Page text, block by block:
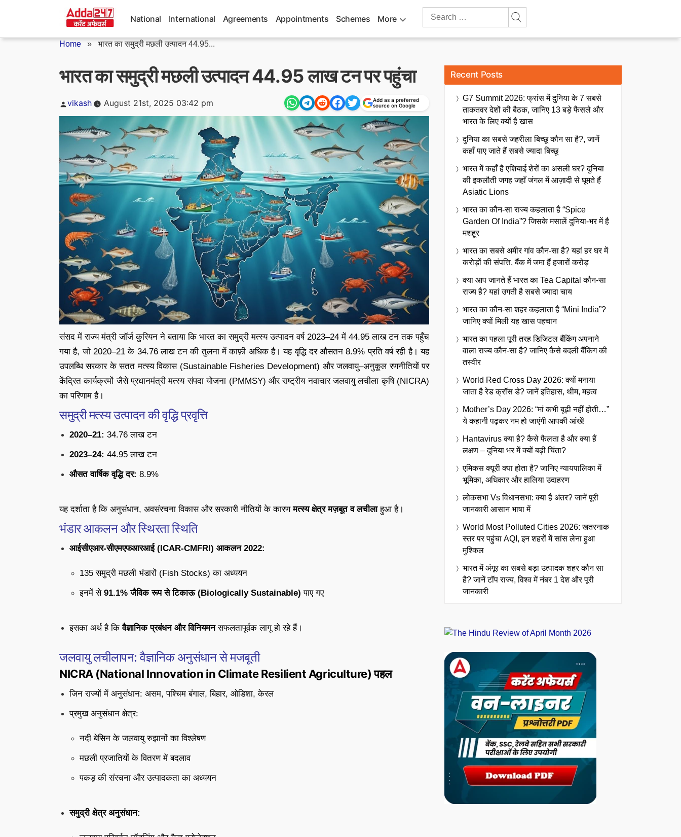
National International Agreements Appointments Schemes More
Search
Home » भारत का समुद्री मछली उत्पादन 44.95...
भारत का समुद्री मछली उत्पादन 44.95 लाख टन पर पहुंचा
Posted
vikash August 21st, 2025 03:42 pm
Add as a preferred
source on Google
संसद में राज्य मंत्री जॉर्ज कुरियन ने बताया कि भारत का समुद्री मत्स्य उत्पादन वर्ष 2023–24 में 44.95 लाख टन तक पहुँच
गया है, जो 2020–21 के 34.76 लाख टन की तुलना में काफ़ी अधिक है। यह वृद्धि दर औसतन 8.9% प्रति वर्ष रही है। यह
उपलब्धि सरकार के सतत मत्स्य विकास (Sustainable Fisheries Development) और जलवायु–अनुकूल रणनीतियों पर
केंद्रित कार्यक्रमों जैसे प्रधानमंत्री मत्स्य संपदा योजना (PMMSY) और राष्ट्रीय नवाचार जलवायु लचीला कृषि (NICRA)
का परिणाम है।
समुद्री मत्स्य उत्पादन की वृद्धि प्रवृत्ति
2020–21: 34.76 लाख टन
2023–24: 44.95 लाख टन
औसत वार्षिक वृद्धि दर: 8.9%
यह दर्शाता है कि अनुसंधान, अवसंरचना विकास और सरकारी नीतियों के कारणमत्स्य क्षेत्र मज़बूत व लचीलाहुआ है।
भंडार आकलन और स्थिरता स्थिति
आईसीएआर-सीएमएफआरआई (ICAR-CMFRI) आकलन 2022:
135 समुद्री मछली भंडारों (Fish Stocks) का अध्ययन
इनमें से 91.1% जैविक रूप से टिकाऊ (Biologically Sustainable) पाए गए
इसका अर्थ है किवैज्ञानिक प्रबंधन और विनियमनसफलतापूर्वक लागू हो रहे हैं।
जलवायु लचीलापन: वैज्ञानिक अनुसंधान से मजबूती
NICRA (National Innovation in Climate Resilient Agriculture) पहल
जिन राज्यों में अनुसंधान: असम, पश्चिम बंगाल, बिहार, ओडिशा, केरल
प्रमुख अनुसंधान क्षेत्र:
नदी बेसिन के जलवायु रुझानों का विश्लेषण
मछली प्रजातियों के वितरण में बदलाव
पकड़ की संरचना और उत्पादकता का अध्ययन
समुद्री क्षेत्र अनुसंधान:
Recent Posts
G7 Summit 2026: फ्रांस में दुनिया के 7 सबसे
ताकतवर देशों की बैठक, जानिए 13 बड़े फैसले और
भारत के लिए क्यों है खास
दुनिया का सबसे जहरीला बिच्छू कौन सा है?, जानें
कहाँ पाए जाते हैं सबसे ज्यादा बिच्छू
भारत में कहाँ है एशियाई शेरों का असली घर? दुनिया
की इकलौती जगह जहाँ जंगल में आज़ादी से घूमते हैं
Asiatic Lions
भारत का कौन-सा राज्य कहलाता है “Spice
Garden Of India”? जिसके मसालें दुनिया-भर में है
मशहूर
भारत का सबसे अमीर गांव कौन-सा है? यहां हर घर में
करोड़ों की संपत्ति, बैंक में जमा हैं हजारों करोड़
क्या आप जानते हैं भारत का Tea Capital कौन-सा
राज्य है? यहां उगती है सबसे ज्यादा चाय
भारत का कौन-सा शहर कहलाता है “Mini India”?
जानिए क्यों मिली यह खास पहचान
भारत का पहला पूरी तरह डिजिटल बैंकिंग अपनाने
वाला राज्य कौन-सा है? जानिए कैसे बदली बैंकिंग की
तस्वीर
World Red Cross Day 2026: क्यों मनाया
जाता है रेड क्रॉस डे? जानें इतिहास, थीम, महत्व
Mother’s Day 2026: “मां कभी बूढ़ी नहीं होती…”
ये कहानी पढ़कर नम हो जाएंगी आपकी आंखें!
Hantavirus क्या है? कैसे फैलता है और क्या हैं
लक्षण – दुनिया भर में क्यों बढ़ी चिंता?
एमिकस क्यूरी क्या होता है? जानिए न्यायपालिका में
भूमिका, अधिकार और हालिया उदाहरण
लोकसभा Vs विधानसभा: क्या है अंतर? जानें पूरी
जानकारी आसान भाषा में
World Most Polluted Cities 2026: खतरनाक
स्तर पर पहुंचा AQI, इन शहरों में सांस लेना हुआ
मुश्किल
भारत में अंगूर का सबसे बड़ा उत्पादक शहर कौन सा
है? जानें टॉप राज्य, विश्व में नंबर 1 देश और पूरी
जानकारी